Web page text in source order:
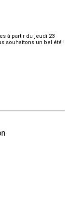
à partir du jeudi 23
souhaitons un bel été !